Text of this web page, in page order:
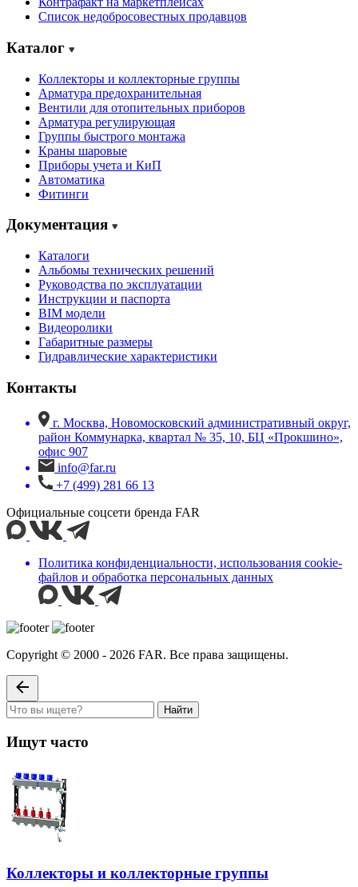
Cписок недобросовестных продавцов
Каталог
Коллекторы и коллекторные группы
Арматура предохранительная
Вентили для отопительных приборов
Арматура регулирующая
Группы быстрого монтажа
Краны шаровые
Приборы учета и КиП
Автоматика
Фитинги
Документация
Каталоги
Альбомы технических решений
Руководства по эксплуатации
Инструкции и паспорта
BIM модели
Видеоролики
Габаритные размеры
Гидравлические характеристики
Контакты
г. Москва, Новомосковский административный округ,
район Коммунарка, квартал № 35, 10, БЦ «Прокшино»,
офис 907
info@far.ru
+7 (499) 281 66 13
Официальные соцсети бренда FAR
Политика конфиденциальности, использования сookie-
файлов и обработка персональных данных
Copyright © 2000 - 2026 FAR. Все права защищены.
Найти
Ищут часто
Коллекторы и коллекторные группы